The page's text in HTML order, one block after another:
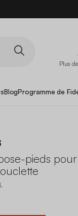
Plus
BlogProgramme de
pieds